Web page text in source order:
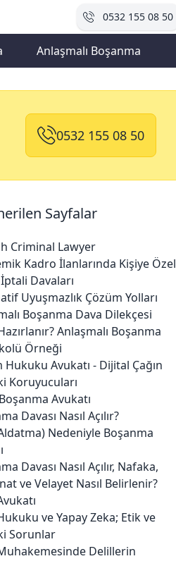
0532 155 08 50
Anlaşmalı Boşanma
0532 155 08 50
Sayfalar
Criminal Lawyer
Kadro İlanlarında Kişiye Özel
Davaları
Uyuşmazlık Çözüm Yolları
Boşanma Dava Dilekçesi
Anlaşmalı Boşanma
Örneği
Hukuku Avukatı - Dijital Çağın
Koruyucuları
Avukatı
Davası Nasıl Açılır?
Nedeniyle Boşanma
Davası Nasıl Açılır, Nafaka,
ve Velayet Nasıl Belirlenir?
ve Yapay Zeka; Etik ve
Sorunlar
Delillerin